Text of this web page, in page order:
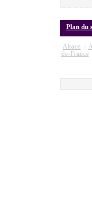
Plan du
Alsace
de-France